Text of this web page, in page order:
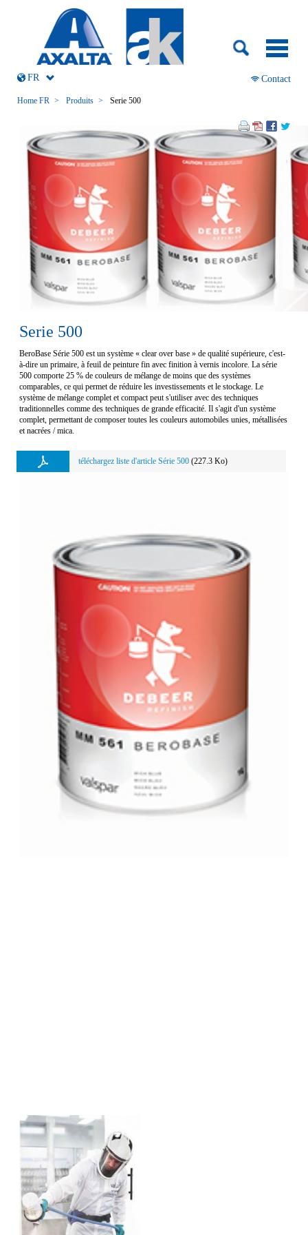
Aller
au
contenu
Aller
Contact
FR
Home FR Produits Serie 500
Serie 500
BeroBase Série 500 est un système « clear over base » de qualité supérieure, c'est-
à-dire un primaire, à feuil de peinture fin avec finition à vernis incolore. La série
500 comporte 25 % de couleurs de mélange de moins que des systèmes
comparables, ce qui permet de réduire les investissements et le stockage. Le
système de mélange complet et compact peut s'utiliser avec des techniques
traditionnelles comme des techniques de grande efficacité. Il s'agit d'un système
complet, permettant de composer toutes les couleurs automobiles unies, métallisées
et nacrées / mica.
téléchargez liste d'article Série 500 (227.3 Ko)